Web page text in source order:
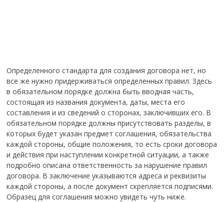
Определенного стандарта для создания договора нет, но
все же нужно придерживаться определенных правил. Здесь
в обязательном порядке должна быть вводная часть,
состоящая из названия документа, даты, места его
составления и из сведений о сторонах, заключивших его. В
обязательном порядке должны присутствовать разделы, в
которых будет указан предмет соглашения, обязательства
каждой стороны, общие положения, то есть сроки договора
и действия при наступлении конкретной ситуации, а также
подробно описана ответственность за нарушение правил
договора. В заключение указываются адреса и реквизиты
каждой стороны, а после документ скрепляется подписями.
Образец для соглашения можно увидеть чуть ниже.